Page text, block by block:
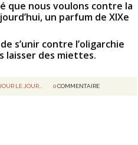
que nous voulons contre la
un parfum de XIXe
s’unir contre l’oligarchie
laisser des miettes.
LE JOUR... 0COMMENTAIRE